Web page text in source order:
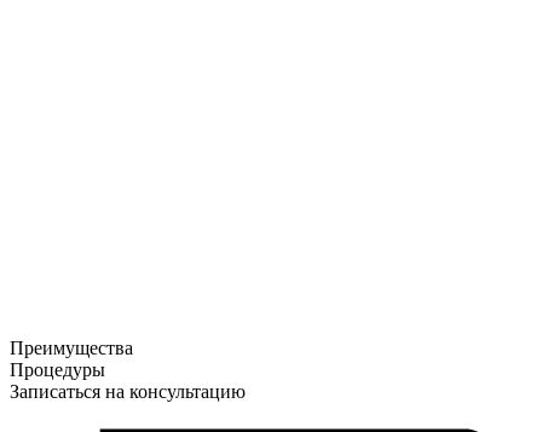
Преимущества
Процедуры
Записаться на консультацию